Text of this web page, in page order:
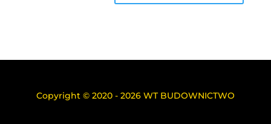
Copyright © 2020 - 2026 WT BUDOWNICTWO